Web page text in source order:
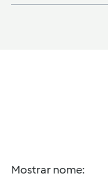
Mostrar nome: